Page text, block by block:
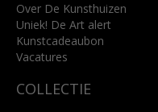
info@kunsthuisbreda.nl
Lees meer
Over De Kunsthuizen
Uniek! De Art alert
Kunstcadeaubon
Vacatures
COLLECTIE